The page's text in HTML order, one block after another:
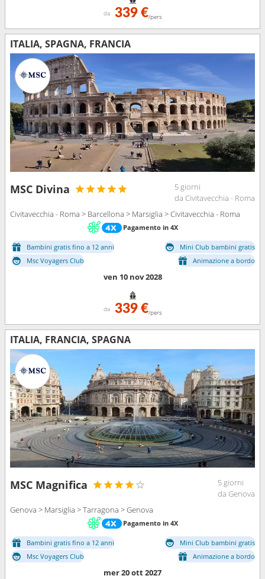
da 339 €/pers
ITALIA, SPAGNA, FRANCIA
MSC Divina
5 giorni
da Civitavecchia - Roma
Civitavecchia - Roma > Barcellona > Marsiglia > Civitavecchia - Roma
Pagamento in 4X
Bambini gratis fino a 12 anni
Mini Club bambini gratis
Msc Voyagers Club
Animazione a bordo
ven 10 nov 2028
da 339 €/pers
ITALIA, FRANCIA, SPAGNA
MSC Magnifica
5 giorni
da Genova
Genova > Marsiglia > Tarragona > Genova
Pagamento in 4X
Bambini gratis fino a 12 anni
Mini Club bambini gratis
Msc Voyagers Club
Animazione a bordo
mer 20 ott 2027